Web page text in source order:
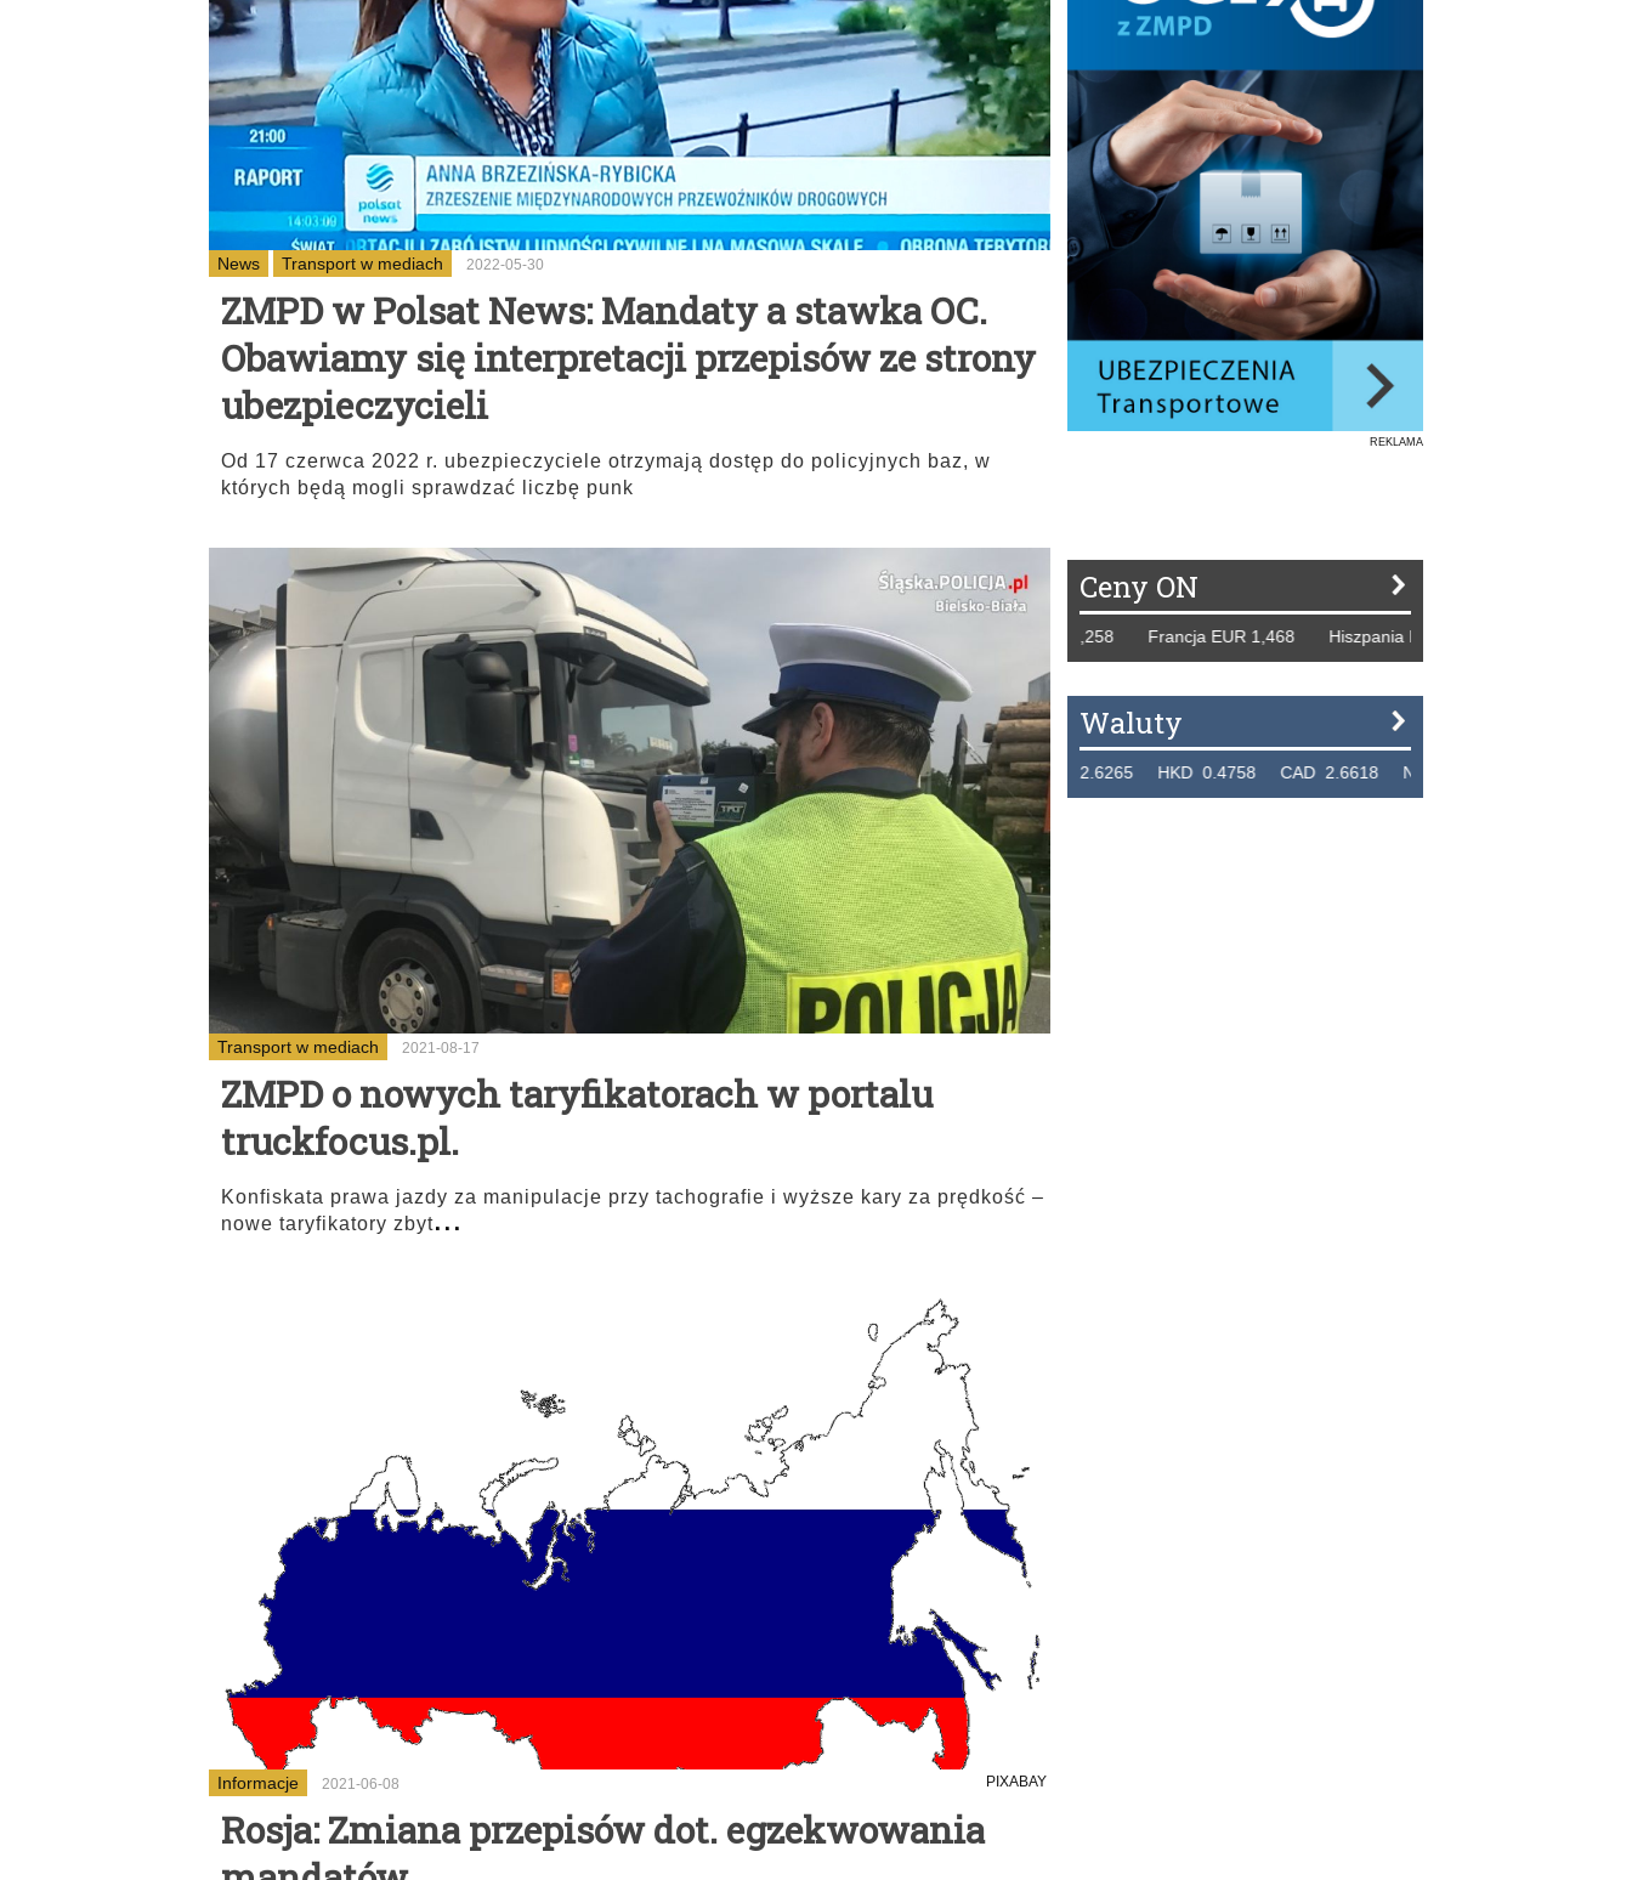
News Transport w mediach 2022-05-30
ZMPD w Polsat News: Mandaty a stawka OC.
Obawiamy się interpretacji przepisów ze strony
ubezpieczycieli
Od 17 czerwca 2022 r. ubezpieczyciele otrzymają dostęp do policyjnych baz, w
których będą mogli sprawdzać liczbę punk
Transport w mediach 2021-08-17
ZMPD o nowych taryfikatorach w portalu
truckfocus.pl.
Konfiskata prawa jazdy za manipulacje przy tachografie i wyższe kary za prędkość –
nowe taryfikatory zbyt...
Informacje 2021-06-08 PIXABAY
Rosja: Zmiana przepisów dot. egzekwowania
REKLAMA
Ceny ON
Tydzień 42/2019 r. Niemcy EUR 1,258 Francja EUR 1,468 Hiszpania EUR 1,229 WB GBP 1,318
Waluty
THB 0.1129 USD 3.7324 AUD 2.6265 HKD 0.4758 CAD 2.6618 NZD 2.1914 SGD 2.9123